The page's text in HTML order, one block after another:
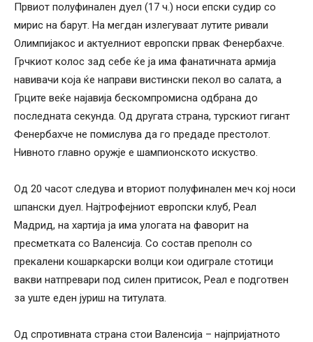
Првиот полуфинален дуел (17 ч.) носи епски судир со
мирис на барут. На мегдан излегуваат лутите ривали
Олимпијакос и актуелниот европски првак Фенербахче.
Грчкиот колос зад себе ќе ја има фанатичната армија
навивачи која ќе направи вистински пекол во салата, а
Грците веќе најавија бескомпромисна одбрана до
последната секунда. Од другата страна, турскиот гигант
Фенербахче не помислува да го предаде престолот.
Нивното главно оружје е шампионското искуство.
Од 20 часот следува и вториот полуфинален меч кој носи
шпански дуел. Најтрофејниот европски клуб, Реал
Мадрид, на хартија ја има улогата на фаворит на
пресметката со Валенсија. Со состав преполн со
прекалени кошаркарски волци кои одиграле стотици
вакви натпревари под силен притисок, Реал е подготвен
за уште еден јуриш на титулата.
Од спротивната страна стои Валенсија – најпријатното